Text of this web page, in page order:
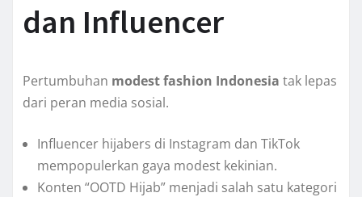
dan Influencer
Pertumbuhan modest fashion Indonesia tak lepas
dari peran media sosial.
Influencer hijabers di Instagram dan TikTok
mempopulerkan gaya modest kekinian.
Konten “OOTD Hijab” menjadi salah satu kategori